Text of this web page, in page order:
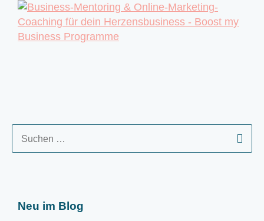
u
Neu im Blog